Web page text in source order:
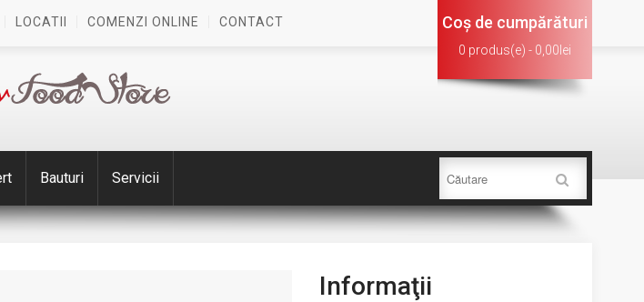
Coş de cumpărături
0 produs(e) - 0,00lei
LOCATII COMENZI ONLINE CONTACT
Bauturi Servicii
Informaţii